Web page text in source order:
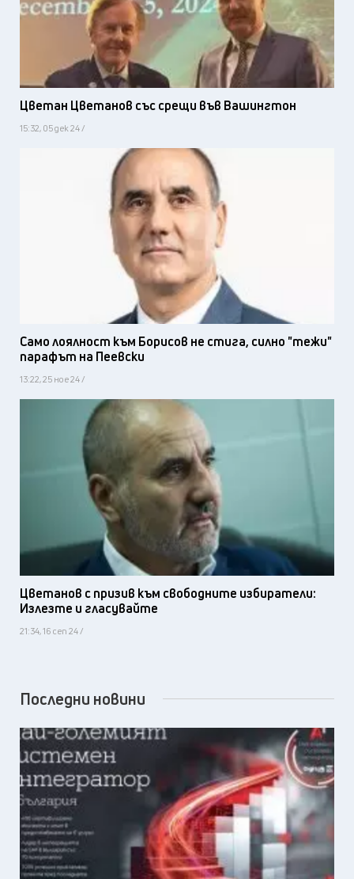
Цветан Цветанов със срещи във Вашингтон
15:32, 05 дек 24 /
Само лоялност към Борисов не стига, силно "тежи"
парафът на Пеевски
13:22, 25 ное 24 /
Цветанов с призив към свободните избиратели:
Излезте и гласувайте
21:34, 16 сеп 24 /
Последни новини